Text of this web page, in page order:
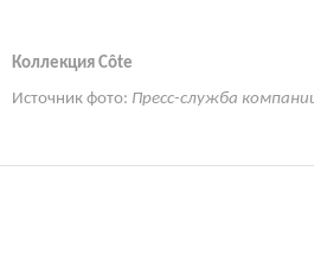
Коллекция Côte
Источник фото: Пресс-служба